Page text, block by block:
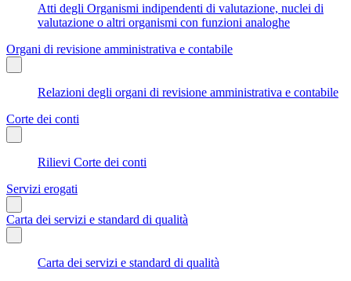
Atti degli Organismi indipendenti di valutazione, nuclei di
valutazione o altri organismi con funzioni analoghe
Organi di revisione amministrativa e contabile
Relazioni degli organi di revisione amministrativa e contabile
Corte dei conti
Rilievi Corte dei conti
Servizi erogati
Carta dei servizi e standard di qualità
Carta dei servizi e standard di qualità